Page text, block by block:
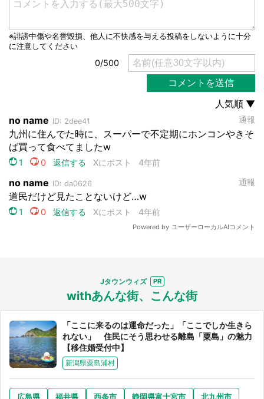
Jタウンウィズ
withあんな街、こんな街
「ここに来るのは運命だった」「ここでしか生きら
れない」 住民にそう思わせる離島「粟島」の魅力
【移住婚受付中】
新潟県粟島浦村
広島県 福井県 西条市 静岡県富士宮市 北九州市